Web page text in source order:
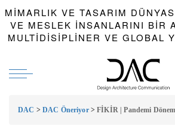
MIMARLIK VE TASARIM
VE MESLEK INSANLARINI BIR
MULTIDISIPLINER VE GLOBAL
DAC > DAC Öneriyor>FİKİR | Pandemi Döneminde